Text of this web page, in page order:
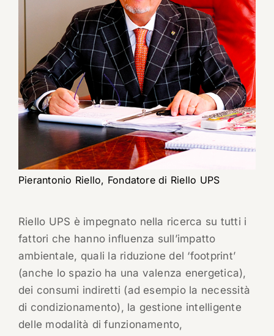
Pierantonio Riello, Fondatore di Riello UPS
Riello UPS è impegnato nella ricerca su tutti i
fattori che hanno influenza sull’impatto
ambientale, quali la riduzione del ‘footprint’
(anche lo spazio ha una valenza energetica),
dei consumi indiretti (ad esempio la necessità
di condizionamento), la gestione intelligente
delle modalità di funzionamento,